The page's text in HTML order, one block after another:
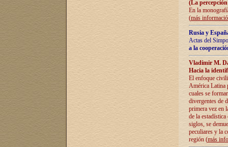
(La
En la
(más
Rusia y
Actas del
a la
Vladímir M.
Hacia la
El enfoque
América Latina
cuales se
divergentes de
primera vez en
de la
siglos, se
peculiares y la
región (más